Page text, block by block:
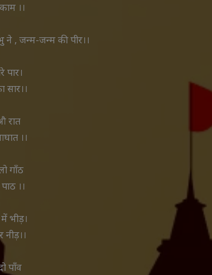
।।
ने , जन्म-जन्म की पीर।।
पार।
सार।।
रात
।।
गाॅंठ
।।
भीड़।
पाॅंव